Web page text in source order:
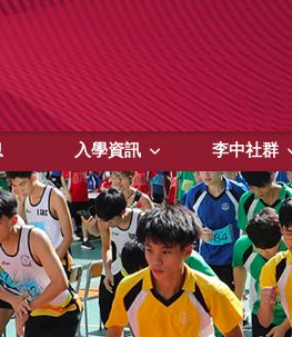
入學資訊 李中社群